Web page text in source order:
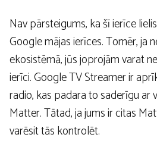
Nav pārsteigums, ka šī ierīce
Google mājas ierīces. Tomēr, ja
ekosistēmā, jūs joprojām varat
ierīci. Google TV Streamer ir
radio, kas padara to saderīgu ar
Matter. Tātad, ja jums ir citas
varēsit tās kontrolēt.